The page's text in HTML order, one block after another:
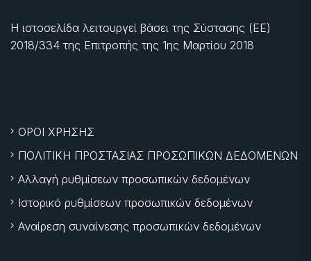
Η ιστοσελίδα λειτουργεί βάσει της Σύστασης (ΕΕ)
2018/334 της Επιτροπής της 1ης Μαρτίου 2018
ΟΡΟΙ ΧΡΗΣΗΣ
ΠΟΛΙΤΙΚΗ ΠΡΟΣΤΑΣΙΑΣ ΠΡΟΣΩΠΙΚΩΝ ΔΕΔΟΜΕΝΩΝ
Αλλαγή ρυθμίσεων προσωπικών δεδομένων
Ιστορικό ρυθμίσεων προσωπικών δεδομένων
Αναίρεση συναίνεσης προσωπικών δεδομένων